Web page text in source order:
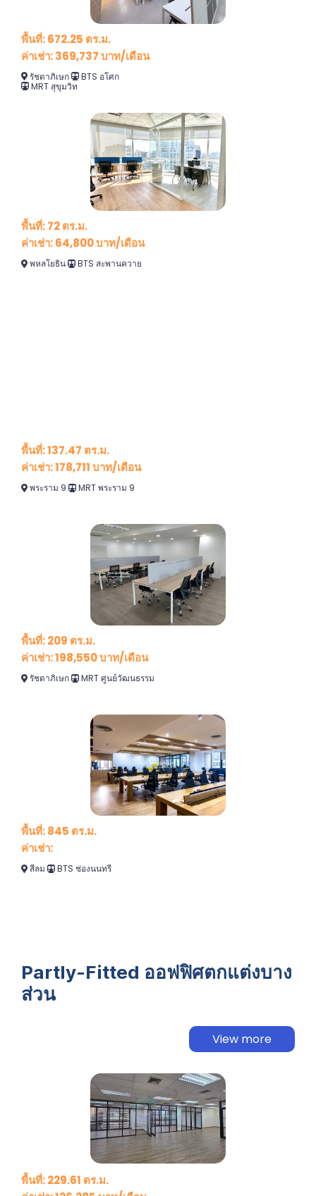
พื้นที่: 672.25 ตร.ม.
ค่าเช่า: 369,737 บาท/เดือน
รัชดาภิเษก
BTS อโศก
MRT สุขุมวิท
พื้นที่: 72 ตร.ม.
ค่าเช่า: 64,800 บาท/เดือน
พหลโยธิน BTS สะพานควาย
พื้นที่: 137.47 ตร.ม.
ค่าเช่า: 178,711 บาท/เดือน
พระราม 9 MRT พระราม 9
พื้นที่: 209 ตร.ม.
ค่าเช่า: 198,550 บาท/เดือน
รัชดาภิเษก MRT ศูนย์วัฒนธรรม
พื้นที่: 845 ตร.ม.
ค่าเช่า:
สีลม BTS ช่องนนทรี
Partly-Fitted ออฟฟิศตกแต่งบาง
ส่วน
View more
พื้นที่: 229.61 ตร.ม.